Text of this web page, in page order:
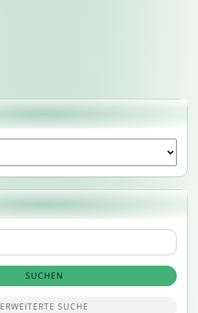
SUCHEN
ERWEITERTE SUCHE